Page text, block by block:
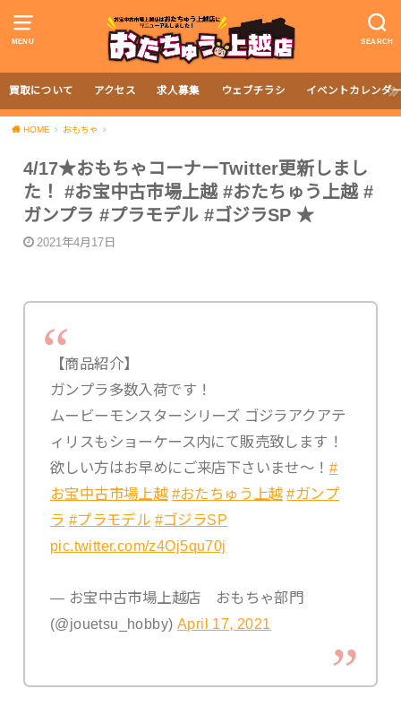
MENU SEARCH
買取について アクセス 求人募集 ウェブチラシ イベントカレンダ
HOME おもちゃ
4/17★おもちゃコーナーTwitter更新しまし
た！ #お宝中古市場上越 #おたちゅう上越 #
ガンプラ #プラモデル #ゴジラSP ★
2021年4月17日
【商品紹介】
ガンプラ多数入荷です！
ムービーモンスターシリーズ ゴジラアクアテ
ィリスもショーケース内にて販売致します！
欲しい方はお早めにご来店下さいませ〜！ #
お宝中古市場上越 #おたちゅう上越 #ガンプ
ラ #プラモデル #ゴジラSP
pic.twitter.com/z4Oj5qu70j
— お宝中古市場上越店 おもちゃ部門
(@jouetsu_hobby) April 17, 2021